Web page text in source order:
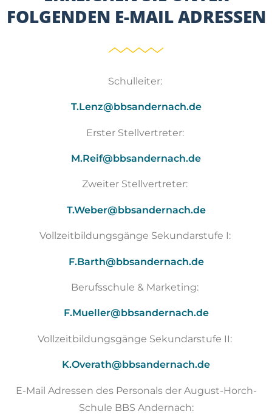
FOLGENDEN E-MAIL ADRESSEN
Schulleiter:
T.Lenz@bbsandernach.de
Erster Stellvertreter:
M.Reif@bbsandernach.de
Zweiter Stellvertreter:
T.Weber@bbsandernach.de
Vollzeitbildungsgänge Sekundarstufe I:
F.Barth@bbsandernach.de
Berufsschule & Marketing:
F.Mueller@bbsandernach.de
Vollzeitbildungsgänge Sekundarstufe II:
K.Overath@bbsandernach.de
E-Mail Adressen des Personals der August-Horch-
Schule BBS Andernach: